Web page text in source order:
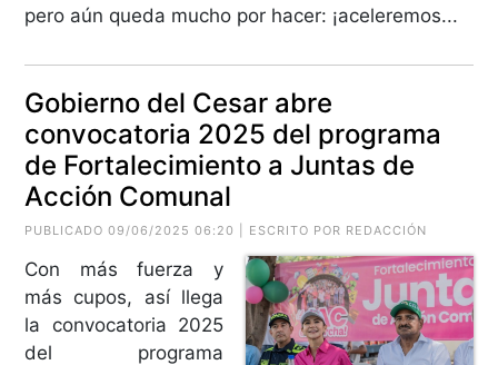
pero aún queda mucho por hacer: ¡aceleremos...
Gobierno del Cesar abre
convocatoria 2025 del programa
de Fortalecimiento a Juntas de
Acción Comunal
PUBLICADO 09/06/2025 06:20 | ESCRITO POR REDACCIÓN
Con más fuerza y
más cupos, así llega
la convocatoria 2025
del programa